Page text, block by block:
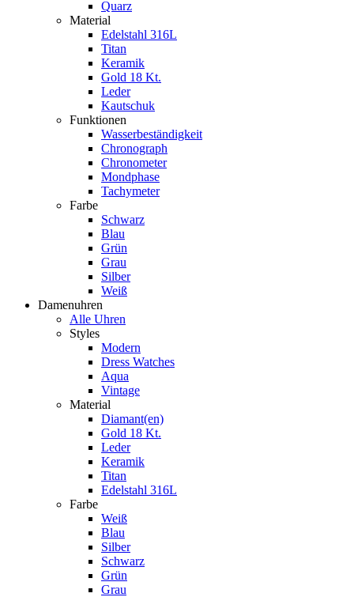
Quarz
Material
Edelstahl 316L
Titan
Keramik
Gold 18 Kt.
Leder
Kautschuk
Funktionen
Wasserbeständigkeit
Chronograph
Chronometer
Mondphase
Tachymeter
Farbe
Schwarz
Blau
Grün
Grau
Silber
Weiß
Damenuhren
Alle Uhren
Styles
Modern
Dress Watches
Aqua
Vintage
Material
Diamant(en)
Gold 18 Kt.
Leder
Keramik
Titan
Edelstahl 316L
Farbe
Weiß
Blau
Silber
Schwarz
Grün
Grau